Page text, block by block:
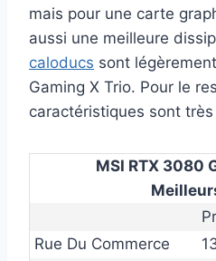
mais pour une carte
aussi une meilleure
caloducs sont
Gaming X Trio. Pour le
caractéristiques sont
MSI RTX 3080
Rue Du Commerce